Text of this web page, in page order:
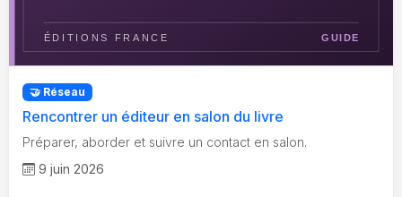
🤝 Réseau
Rencontrer un éditeur en salon du livre
Préparer, aborder et suivre un contact en salon.
9 juin 2026